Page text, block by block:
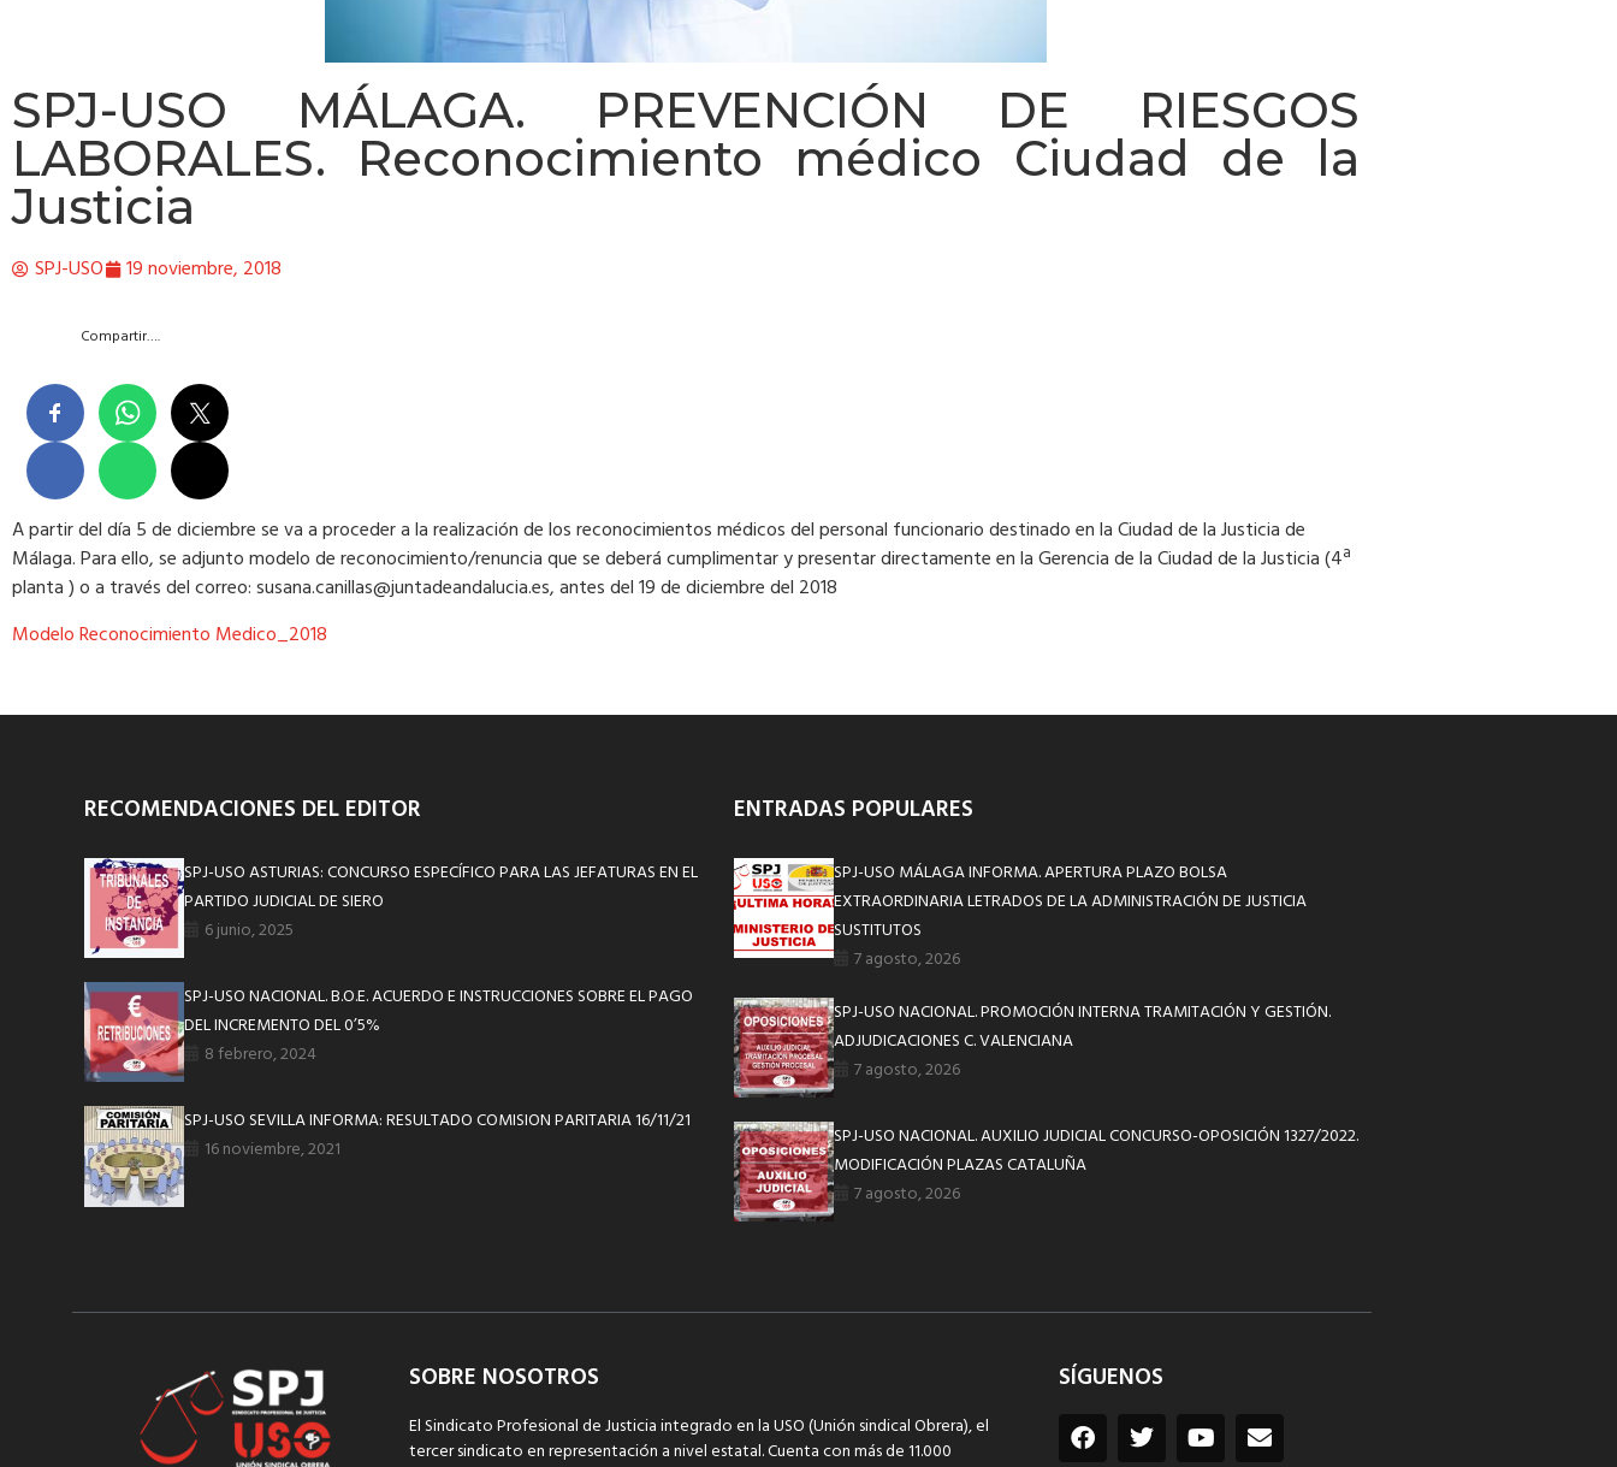
SPJ-USO MÁLAGA. PREVENCIÓN DE RIESGOS
LABORALES. Reconocimiento médico Ciudad de la
Justicia
SPJ-USO 19 noviembre, 2018
Compartir….
A partir del día 5 de diciembre se va a proceder a la realización de los reconocimientos médicos del personal funcionario destinado en la Ciudad de la Justicia de
Málaga. Para ello, se adjunto modelo de reconocimiento/renuncia que se deberá cumplimentar y presentar directamente en la Gerencia de la Ciudad de la Justicia (4ª
planta ) o a través del correo: susana.canillas@juntadeandalucia.es, antes del 19 de diciembre del 2018
Modelo Reconocimiento Medico_2018
RECOMENDACIONES DEL EDITOR
SPJ-USO ASTURIAS: CONCURSO ESPECÍFICO PARA LAS JEFATURAS EN EL
PARTIDO JUDICIAL DE SIERO
6 junio, 2025
SPJ-USO NACIONAL. B.O.E. ACUERDO E INSTRUCCIONES SOBRE EL PAGO
DEL INCREMENTO DEL 0’5%
8 febrero, 2024
SPJ-USO SEVILLA INFORMA: RESULTADO COMISION PARITARIA 16/11/21
16 noviembre, 2021
ENTRADAS POPULARES
SPJ-USO MÁLAGA INFORMA. APERTURA PLAZO BOLSA
EXTRAORDINARIA LETRADOS DE LA ADMINISTRACIÓN DE JUSTICIA
SUSTITUTOS
7 agosto, 2026
SPJ-USO NACIONAL. PROMOCIÓN INTERNA TRAMITACIÓN Y GESTIÓN.
ADJUDICACIONES C. VALENCIANA
7 agosto, 2026
SPJ-USO NACIONAL. AUXILIO JUDICIAL CONCURSO-OPOSICIÓN 1327/2022.
MODIFICACIÓN PLAZAS CATALUÑA
7 agosto, 2026
SOBRE NOSOTROS
El Sindicato Profesional de Justicia integrado en la USO (Unión sindical Obrera), el
tercer sindicato en representación a nivel estatal. Cuenta con más de 11.000
SÍGUENOS